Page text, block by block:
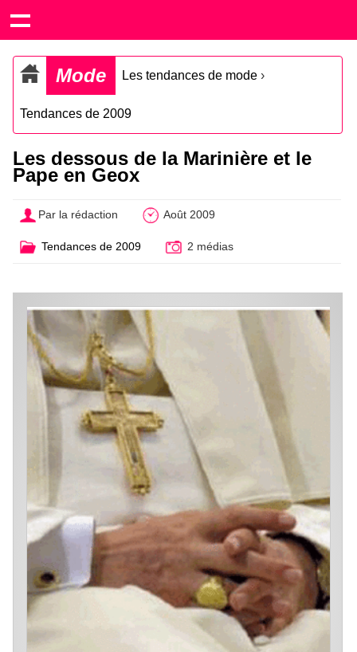
Mode Les tendances de mode ›
Tendances de 2009
Les dessous de la Marinière et le
Pape en Geox
Par la rédaction Août 2009
Tendances de 2009 2 médias